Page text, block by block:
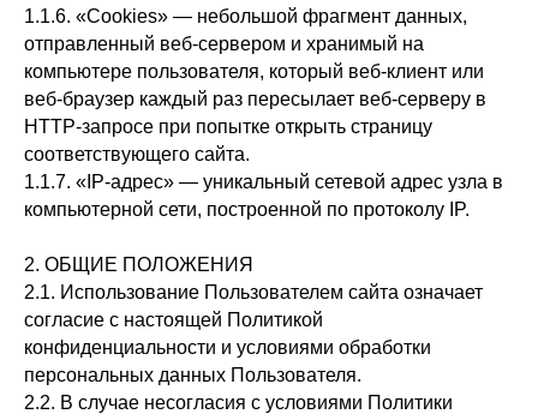
1.1.6. «Cookies» — небольшой фрагмент данных,
отправленный веб-сервером и хранимый на
компьютере пользователя, который веб-клиент или
веб-браузер каждый раз пересылает веб-серверу в
HTTP-запросе при попытке открыть страницу
соответствующего сайта.
1.1.7. «IP-адрес» — уникальный сетевой адрес узла в
компьютерной сети, построенной по протоколу IP.
2. ОБЩИЕ ПОЛОЖЕНИЯ
2.1. Использование Пользователем сайта означает
согласие с настоящей Политикой
конфиденциальности и условиями обработки
персональных данных Пользователя.
2.2. В случае несогласия с условиями Политики